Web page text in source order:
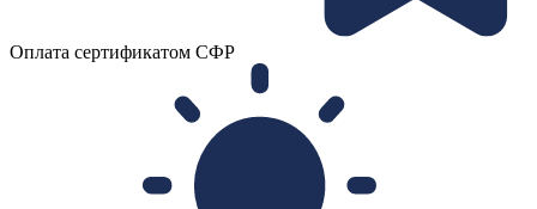
Оплата сертификатом СФР